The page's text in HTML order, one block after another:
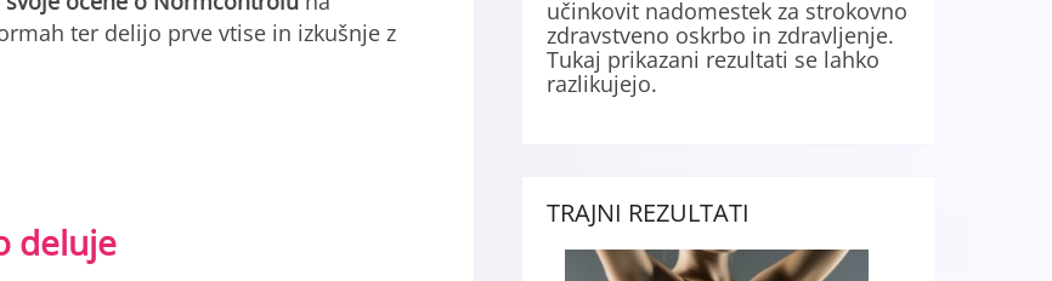
ter delijo prve vtise in izkušnje z
deluje
učinkovit nadomestek za strokovno
zdravstveno oskrbo in zdravljenje.
Tukaj prikazani rezultati se lahko
razlikujejo.
TRAJNI REZULTATI